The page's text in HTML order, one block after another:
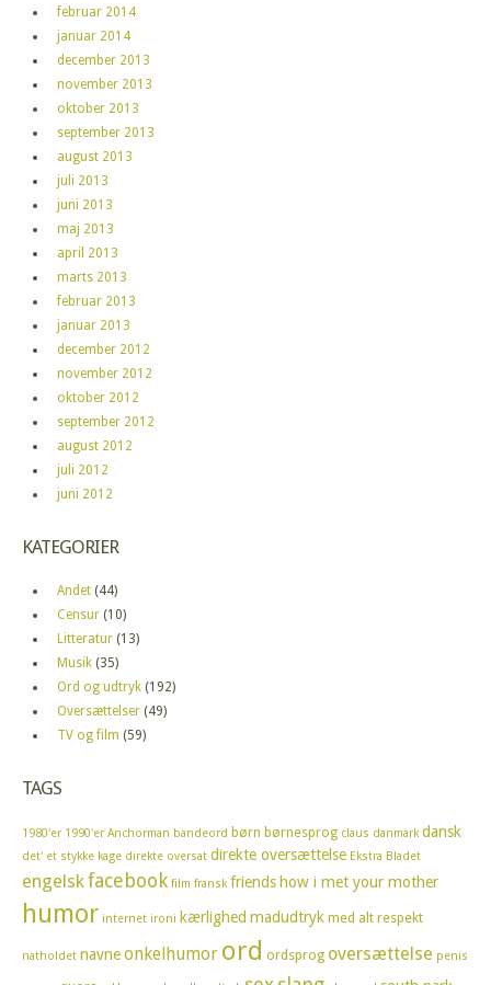
februar 2014
januar 2014
december 2013
november 2013
oktober 2013
september 2013
august 2013
juli 2013
juni 2013
maj 2013
april 2013
marts 2013
februar 2013
januar 2013
december 2012
november 2012
oktober 2012
september 2012
august 2012
juli 2012
juni 2012
KATEGORIER
Andet (44)
Censur (10)
Litteratur (13)
Musik (35)
Ord og udtryk (192)
Oversættelser (49)
TV og film (59)
TAGS
1980'er 1990'er Anchorman bandeord børn børnesprog claus danmark dansk
det' et stykke kage direkte oversat direkte oversættelse Ekstra Bladet
engelskfacebook film fransk friends how i met your mother
humor internet ironi kærlighed madudtryk med alt respekt
natholdet navneonkelhumor ord ordsprog oversættelse penis